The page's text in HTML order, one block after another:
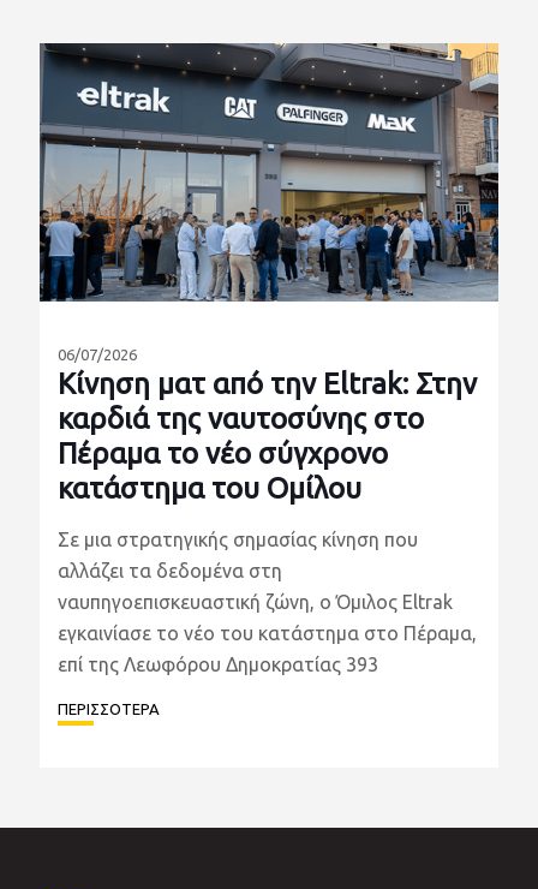
06/07/2026
Κίνηση ματ από την Eltrak: Στην
καρδιά της ναυτοσύνης στο
Πέραμα το νέο σύγχρονο
κατάστημα του Ομίλου
Σε μια στρατηγικής σημασίας κίνηση που
αλλάζει τα δεδομένα στη
ναυπηγοεπισκευαστική ζώνη, ο Όμιλος Eltrak
εγκαινίασε το νέο του κατάστημα στο Πέραμα,
επί της Λεωφόρου Δημοκρατίας 393
ΠΕΡΙΣΣΟΤΕΡΑ